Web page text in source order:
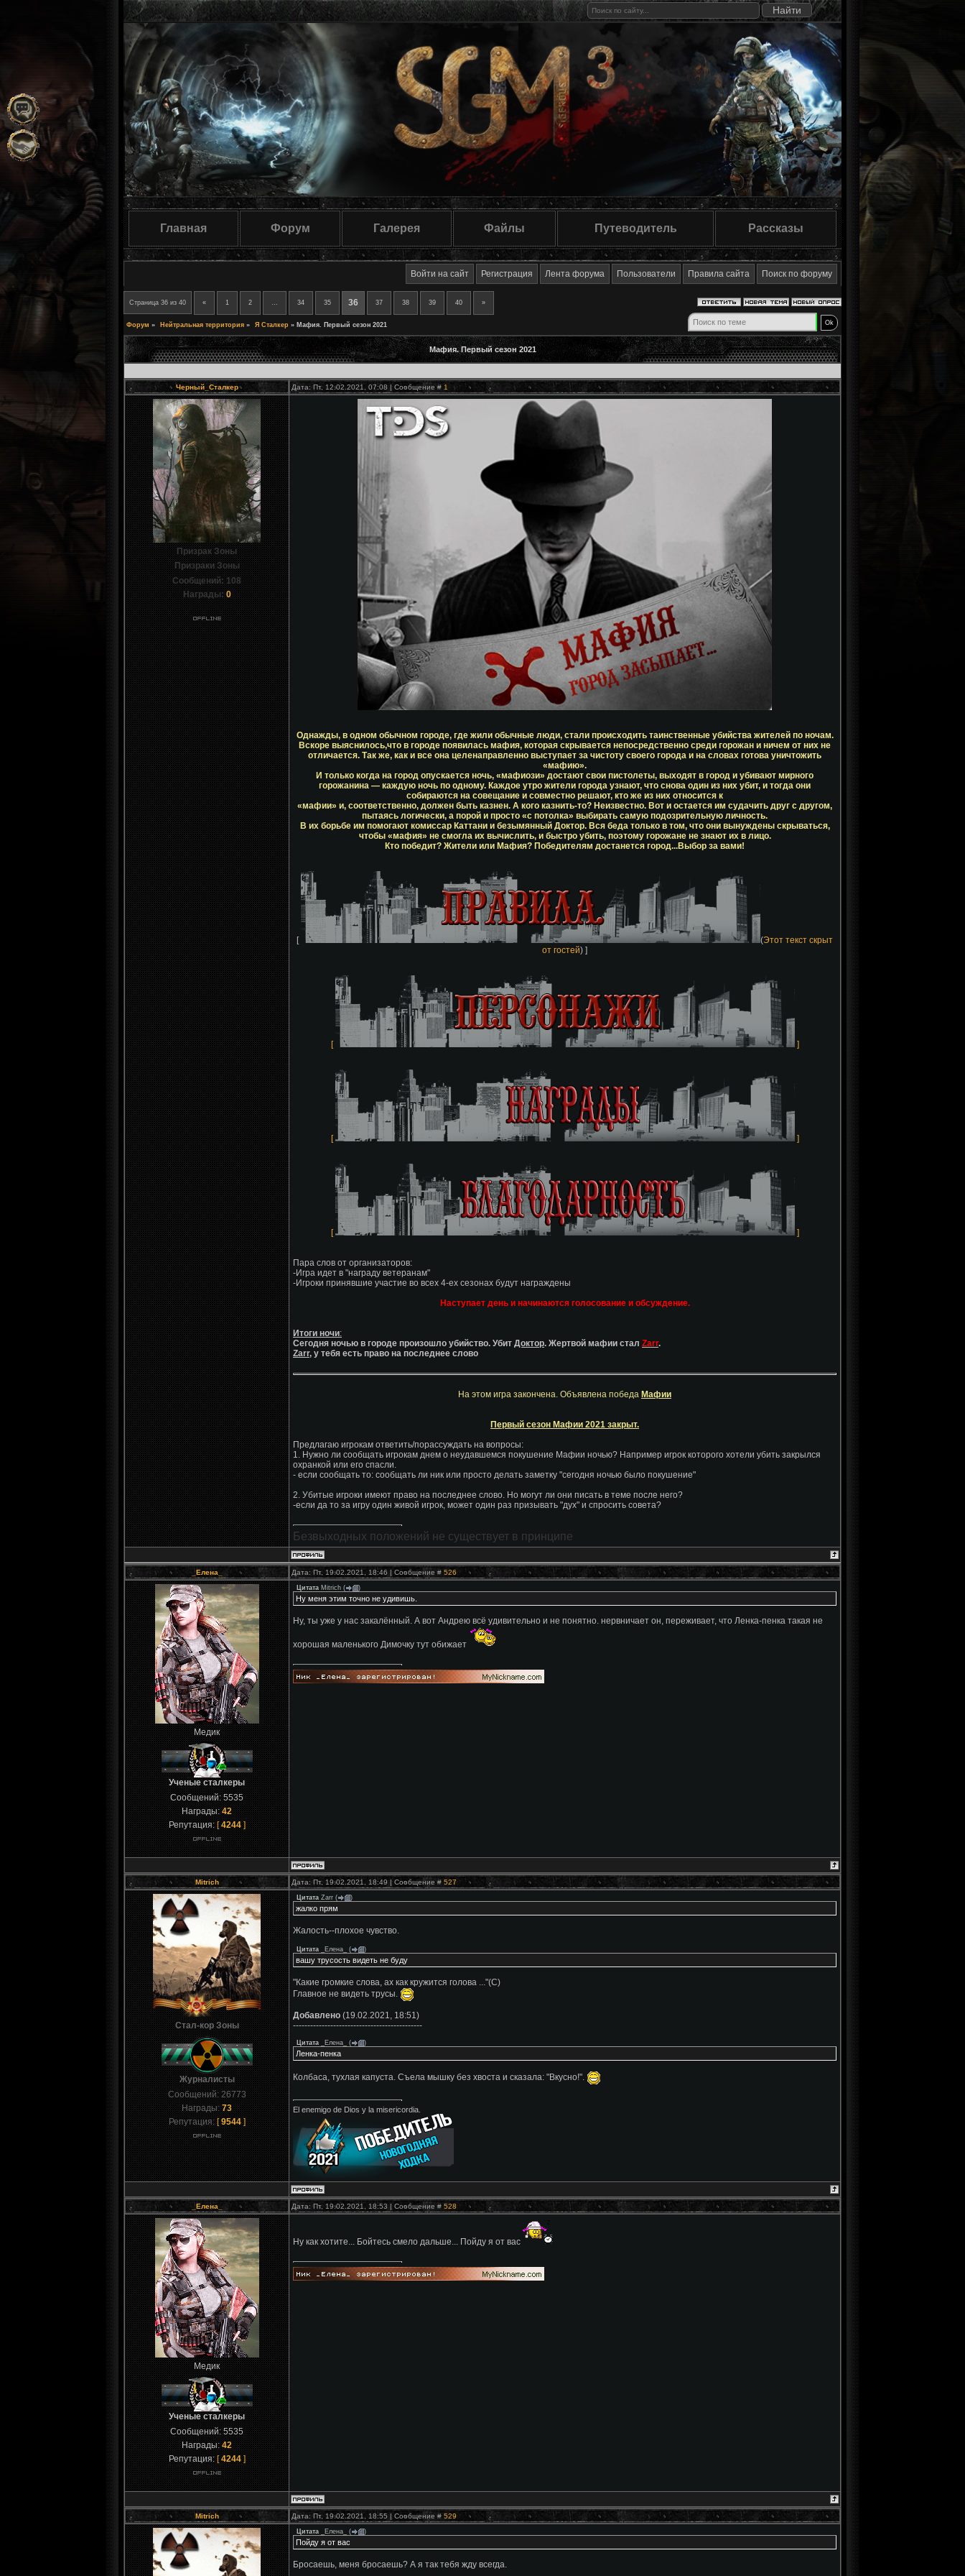
Главная Форум Галерея Файлы Путеводитель Рассказы
Войти на сайт Регистрация Лента форума Пользователи Правила сайта Поиск по форуму
Страница 36 из 40 « 1 2 … 34 35 36 37 38 39 40 »
Форум » Нейтральная территория » Я Сталкер » Мафия. Первый сезон 2021
Мафия. Первый сезон 2021
Черный_Сталкер Дата: Пт, 12.02.2021, 07:08 | Сообщение # 1
Призрак Зоны
Призраки Зоны
Сообщений: 108
Награды: 0
Однажды, в одном обычном городе, где жили обычные люди, стали происходить таинственные убийства жителей по ночам.
Вскоре выяснилось,что в городе появилась мафия, которая скрывается непосредственно среди горожан и ничем от них не
отличается. Так же, как и все она целенаправленно выступает за чистоту своего города и на словах готова уничтожить
«мафию».
И только когда на город опускается ночь, «мафиози» достают свои пистолеты, выходят в город и убивают мирного
горожанина — каждую ночь по одному. Каждое утро жители города узнают, что снова один из них убит, и тогда они
собираются на совещание и совместно решают, кто же из них относится к
«мафии» и, соответственно, должен быть казнен. А кого казнить-то? Неизвестно. Вот и остается им судачить друг с другом,
пытаясь логически, а порой и просто «с потолка» выбирать самую подозрительную личность.
В их борьбе им помогают комиссар Каттани и безымянный Доктор. Вся беда только в том, что они вынуждены скрываться,
чтобы «мафия» не смогла их вычислить, и быстро убить, поэтому горожане не знают их в лицо.
Кто победит? Жители или Мафия? Победителям достанется город...Выбор за вами!
[ (Этот текст скрыт
от гостей) ]
[ ]
[ ]
[ ]
Пара слов от организаторов:
-Игра идет в "награду ветеранам"
-Игроки принявшие участие во всех 4-ех сезонах будут награждены
Наступает день и начинаются голосование и обсуждение.
Итоги ночи:
Сегодня ночью в городе произошло убийство. Убит Доктор. Жертвой мафии стал Zarr.
Zarr, у тебя есть право на последнее слово
На этом игра закончена. Объявлена победа Мафии
Первый сезон Мафии 2021 закрыт.
Предлагаю игрокам ответить/порассуждать на вопросы:
1. Нужно ли сообщать игрокам днем о неудавшемся покушение Мафии ночью? Например игрок которого хотели убить закрылся
охранкой или его спасли.
- если сообщать то: сообщать ли ник или просто делать заметку "сегодня ночью было покушение"
2. Убитые игроки имеют право на последнее слово. Но могут ли они писать в теме после него?
-если да то за игру один живой игрок, может один раз призывать "дух" и спросить совета?
Безвыходных положений не существует в принципе
_Елена_ Дата: Пт, 19.02.2021, 18:46 | Сообщение # 526
Медик
Ученые сталкеры
Сообщений: 5535
Награды: 42
Репутация: [4244]
Цитата Mitrich ( )
Ну меня этим точно не удивишь.
Ну, ты уже у нас закалённый. А вот Андрею всё удивительно и не понятно. нервничает он, переживает, что Ленка-пенка такая не
хорошая маленького Димочку тут обижает
Mitrich Дата: Пт, 19.02.2021, 18:49 | Сообщение # 527
Стал-кор Зоны
Журналисты
Сообщений: 26773
Награды: 73
Репутация: [9544]
Цитата Zarr ( )
жалко прям
Жалость--плохое чувство.
Цитата _Елена_ ( )
вашу трусость видеть не буду
"Какие громкие слова, ах как кружится голова ..."(С)
Главное не видеть трусы.
Добавлено (19.02.2021, 18:51)
---------------------------------------------
Цитата _Елена_ ( )
Ленка-пенка
Колбаса, тухлая капуста. Съела мышку без хвоста и сказала: "Вкусно!".
El enemigo de Dios y la misericordia.
_Елена_ Дата: Пт, 19.02.2021, 18:53 | Сообщение # 528
Медик
Ученые сталкеры
Сообщений: 5535
Награды: 42
Репутация: [4244]
Ну как хотите... Бойтесь смело дальше... Пойду я от вас
Mitrich Дата: Пт, 19.02.2021, 18:55 | Сообщение # 529
Цитата _Елена_ ( )
Пойду я от вас
Бросаешь, меня бросаешь? А я так тебя жду всегда.